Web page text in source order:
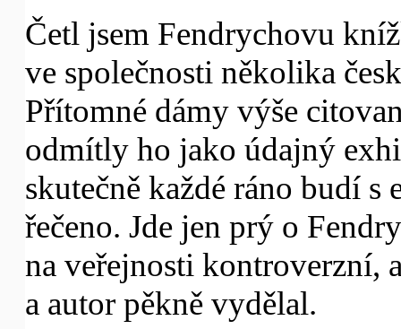
Četl jsem Fendrychovu
ve společnosti několika
Přítomné dámy výše
odmítly ho jako údajný
skutečně každé ráno budí
řečeno. Jde jen prý o
na veřejnosti kontroverzní,
a autor pěkně vydělal.